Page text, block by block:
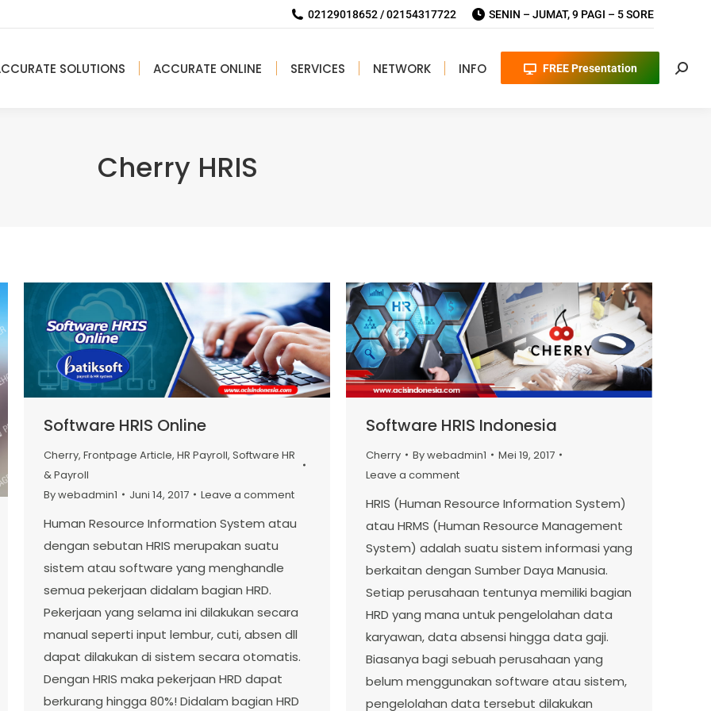
02129018652 / 02154317722 SENIN – JUMAT, 9 PAGI – 5 SORE
SOLUTIONS ACCURATE ONLINE SERVICES NETWORK INFO FREE Presentation
Cherry HRIS
Software HRIS Online
Cherry, Frontpage Article, HR Payroll, Software HR
& Payroll
Bywebadmin1 Juni 14, 2017 Leave a comment
Human Resource Information System atau
dengan sebutan HRIS merupakan suatu
sistem atau software yang menghandle
semua pekerjaan didalam bagian HRD.
Pekerjaan yang selama ini dilakukan secara
manual seperti input lembur, cuti, absen dll
dapat dilakukan di sistem secara otomatis.
Dengan HRIS maka pekerjaan HRD dapat
berkurang hingga 80%! Didalam bagian HRD
Software HRIS Indonesia
Cherry Bywebadmin1
Mei 19, 2017
Leave a comment
HRIS (Human Resource Information System)
atau HRMS (Human Resource Management
System) adalah suatu sistem informasi yang
berkaitan dengan Sumber Daya Manusia.
Setiap perusahaan tentunya memiliki bagian
HRD yang mana untuk pengelolahan data
karyawan, data absensi hingga data gaji.
Biasanya bagi sebuah perusahaan yang
belum menggunakan software atau sistem,
pengelolahan data tersebut dilakukan